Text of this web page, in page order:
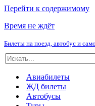
Перейти к содержимому
Время не ждёт
Билеты на поезд, автобус и
Искать...
Авиабилеты
ЖД билеты
Автобусы